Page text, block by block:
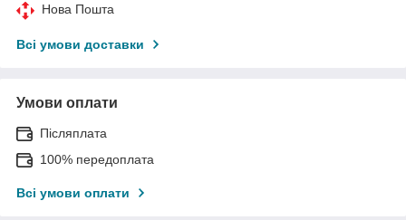
Нова Пошта
Всі умови доставки
Умови оплати
Післяплата
100% передоплата
Всі умови оплати